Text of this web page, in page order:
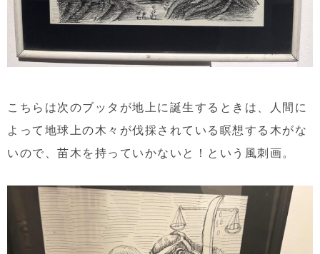
こちらは次のブッタが地上に誕生するときは、人間に
よって地球上の木々が伐採されている瞑想する木がな
いので、苗木を持っていかないと！という風刺画。